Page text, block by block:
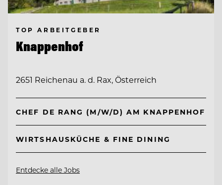
TOP ARBEITGEBER
Knappenhof
2651 Reichenau a. d. Rax, Österreich
CHEF DE RANG (M/W/D) AM KNAPPENHOF
WIRTSHAUSKÜCHE & FINE DINING
Entdecke alle Jobs